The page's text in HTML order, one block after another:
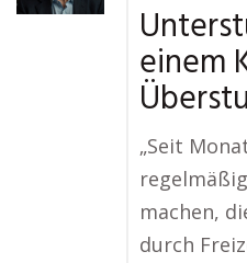
einem
„Seit
machen,
durch